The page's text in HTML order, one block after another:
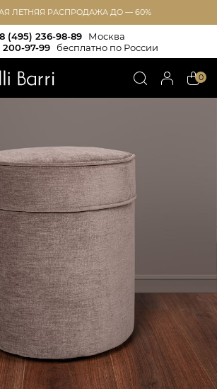
ЛЕТНЯЯ РАСПРОДАЖА ДО — 60%
8 (495) 236-98-89
Москва
97-99
бесплатно по России
0